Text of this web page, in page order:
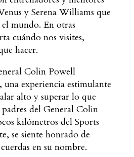
y Serena Williams que
mundo. En otras
cuándo nos visites,
hacer.
Colin Powell
experiencia estimulante
alto y superar lo que
del General Colin
kilómetros del Sports
se siente honrado de
en su nombre.